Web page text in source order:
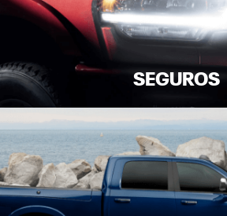
SEGUROS